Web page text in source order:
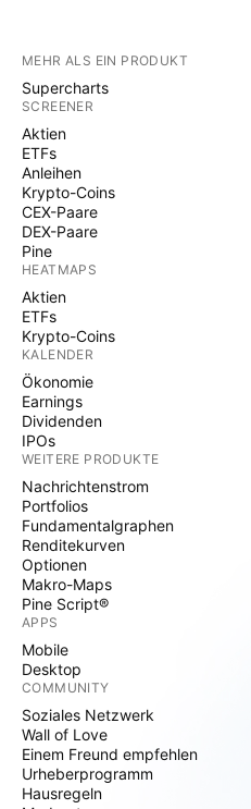
MEHR ALS EIN PRODUKT
Supercharts
SCREENER
Aktien
ETFs
Anleihen
Krypto-Coins
CEX-Paare
DEX-Paare
Pine
HEATMAPS
Aktien
ETFs
Krypto-Coins
KALENDER
Ökonomie
Earnings
Dividenden
IPOs
WEITERE PRODUKTE
Nachrichtenstrom
Portfolios
Fundamentalgraphen
Renditekurven
Optionen
Makro-Maps
Pine Script®
APPS
Mobile
Desktop
COMMUNITY
Soziales Netzwerk
Wall of Love
Einem Freund empfehlen
Urheberprogramm
Hausregeln